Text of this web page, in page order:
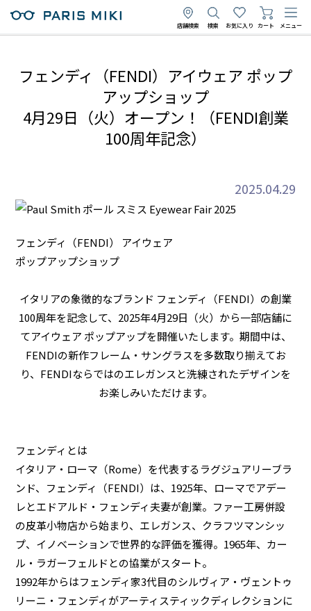
店舗検索 検索 お気に入り カート メニュー
フェンディ（FENDI）アイウェア ポップ
アップショップ
4月29日（火）オープン！（FENDI創業
100周年記念）
2025.04.29
フェンディ（FENDI） アイウェア
ポップアップショップ
イタリアの象徴的なブランド フェンディ（FENDI）の創業
100周年を記念して、2025年4月29日（火）から一部店舗に
てアイウェア ポップアップを開催いたします。期間中は、
FENDIの新作フレーム・サングラスを多数取り揃えてお
り、FENDIならではのエレガンスと洗練されたデザインを
お楽しみいただけます。
フェンディとは
イタリア・ローマ（Rome）を代表するラグジュアリーブラ
ンド、フェンディ（FENDI）は、1925年、ローマでアデー
レとエドアルド・フェンディ夫妻が創業。ファー工房併設
の皮革小物店から始まり、エレガンス、クラフツマンシッ
プ、イノベーションで世界的な評価を獲得。1965年、カー
ル・ラガーフェルドとの協業がスタート。
1992年からはフェンディ家3代目のシルヴィア・ヴェントゥ
リーニ・フェンディがアーティスティックディレクションに